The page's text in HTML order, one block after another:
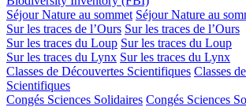
Séjour Nature au sommet Séjour Nature au
Sur les traces de l’Ours Sur les traces de l’Ours
Sur les traces du Loup Sur les traces du Loup
Sur les traces du Lynx Sur les traces du Lynx
Classes de Découvertes Scientifiques Classes
Scientifiques
Congés Sciences Solidaires Congés Sciences